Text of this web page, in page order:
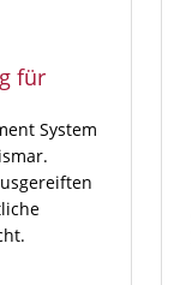
für
System